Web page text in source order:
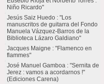
Niño Ricardo"
Jesús Saiz Huedo : "Los
manuscritos de guitarra del Fondo
Manuela Vázquez-Barros de la
Biblioteca Lázaro Galdiano"
Jacques Maigne : "Flamenco en
flammes"
José Manuel Gamboa : "Sernita de
Jerez : vamos a acordarnos !"
(Ediciones Carena)